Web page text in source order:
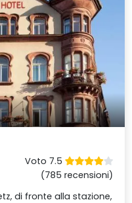
Voto 7.5
(785 recensioni)
di fronte alla stazione,